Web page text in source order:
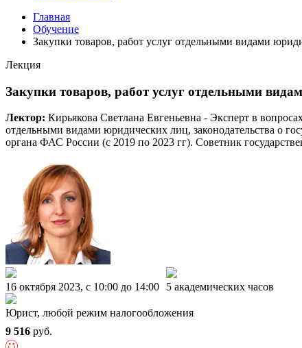
Главная
Обучение
Закупки товаров, работ услуг отдельными видами
Лекция
Закупки товаров, работ услуг отдельными
Лектор: Кирьякова Светлана Евгеньевна - Эксперт в
отдельными видами юридических лиц, законодательства о
органа ФАС России (с 2019 по 2023 гг). Советник
16 октября 2023, c 10:00 до 14:00 5 академических часов
Юрист, любой режим налогообложения
9 516 руб.